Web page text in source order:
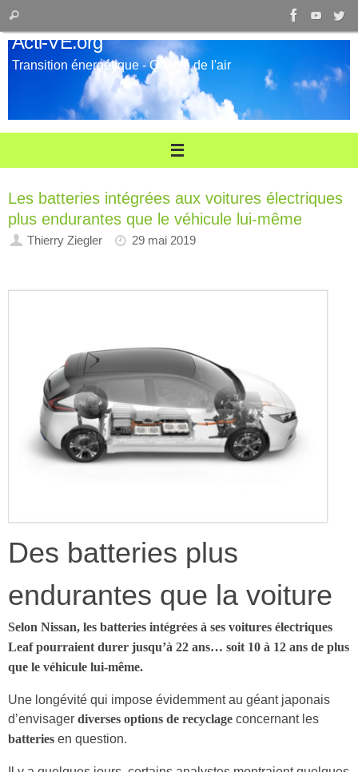
Passer
au
contenu
pour
:
Rechercher
Acti-VE.org
Transition énergétique - Qualité de l'air
Les batteries intégrées aux voitures électriques
plus endurantes que le véhicule lui-même
Thierry Ziegler 29 mai 2019
Des batteries plus
endurantes que la voiture
Selon Nissan, les batteries intégrées à ses voitures électriques
Leaf pourraient durer jusqu’à 22 ans… soit 10 à 12 ans de plus
que le véhicule lui-même.
Une longévité qui impose évidemment au géant japonais
d’envisager diverses options de recyclage concernant les
batteries en question.